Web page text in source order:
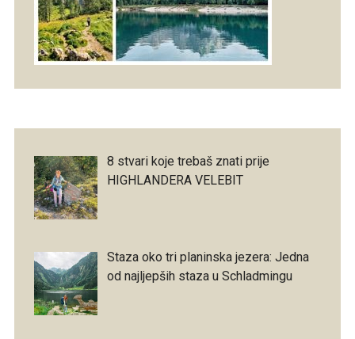
8 stvari koje trebaš znati prije
HIGHLANDERA VELEBIT
Staza oko tri planinska jezera: Jedna
od najljepših staza u Schladmingu